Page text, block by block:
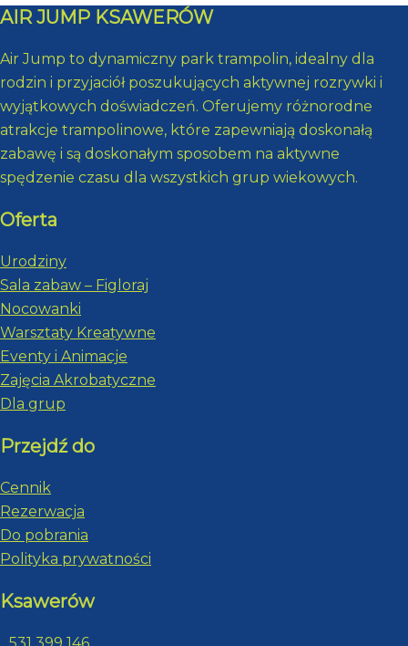
AIR JUMP KSAWERÓW
Air Jump to dynamiczny park trampolin, idealny dla
rodzin i przyjaciół poszukujących aktywnej rozrywki i
wyjątkowych doświadczeń. Oferujemy różnorodne
atrakcje trampolinowe, które zapewniają doskonałą
zabawę i są doskonałym sposobem na aktywne
spędzenie czasu dla wszystkich grup wiekowych.
Oferta
Urodziny
Sala zabaw – Figloraj
Nocowanki
Warsztaty Kreatywne
Eventy i Animacje
Zajęcia Akrobatyczne
Dla grup
Przejdź do
Cennik
Rezerwacja
Do pobrania
Polityka prywatności
Ksawerów
531 399 146